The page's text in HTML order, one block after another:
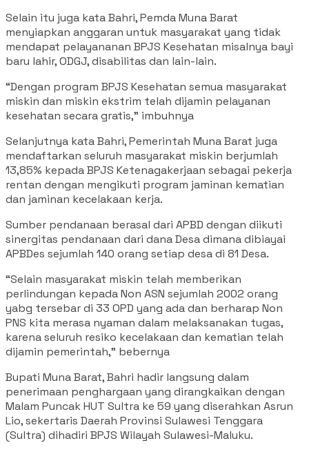
Selain itu juga kata Bahri, Pemda Muna Barat
menyiapkan anggaran untuk masyarakat yang tidak
mendapat pelayananan BPJS Kesehatan misalnya bayi
baru lahir, ODGJ, disabilitas dan lain-lain.
“Dengan program BPJS Kesehatan semua masyarakat
miskin dan miskin ekstrim telah dijamin pelayanan
kesehatan secara gratis,” imbuhnya
Selanjutnya kata Bahri, Pemerintah Muna Barat juga
mendaftarkan seluruh masyarakat miskin berjumlah
13,85% kepada BPJS Ketenagakerjaan sebagai pekerja
rentan dengan mengikuti program jaminan kematian
dan jaminan kecelakaan kerja.
Sumber pendanaan berasal dari APBD dengan diikuti
sinergitas pendanaan dari dana Desa dimana dibiayai
APBDes sejumlah 140 orang setiap desa di 81 Desa.
“Selain masyarakat miskin telah memberikan
perlindungan kepada Non ASN sejumlah 2002 orang
yabg tersebar di 33 OPD yang ada dan berharap Non
PNS kita merasa nyaman dalam melaksanakan tugas,
karena seluruh resiko kecelakaan dan kematian telah
dijamin pemerintah,” bebernya
Bupati Muna Barat, Bahri hadir langsung dalam
penerimaan penghargaan yang dirangkaikan dengan
Malam Puncak HUT Sultra ke 59 yang diserahkan Asrun
Lio, sekertaris Daerah Provinsi Sulawesi Tenggara
(Sultra) dihadiri BPJS Wilayah Sulawesi-Maluku.